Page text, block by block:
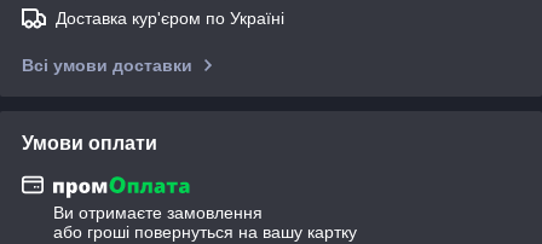
Доставка кур'єром по Україні
Всі умови доставки
Умови оплати
Ви отримаєте замовлення
або гроші повернуться на вашу картку